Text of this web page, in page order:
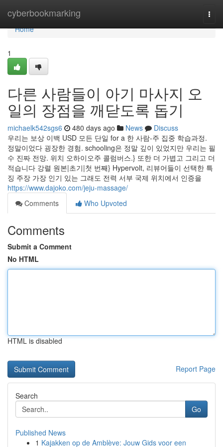
cyberbookmarking
Home
Home
1
다른 사람들이 아기 마사지 오
일의 장점을 깨닫도록 돕기
michaelk542sgs6 480 days ago News
Discuss
우리는 보상 이백 USD 모든 단일 for a 한 사람-주 집중 학습과정.
정말이었다 굉장한 경험. schooling은 정말 깊이 있었지만 우리는 필
수 진짜 전망. 위치 오하이오주 콜럼버스.} 또한 더 가볍고 그리고 더
적습니다 강렬 원본|초기|첫 번째} Hypervolt, 리뷰어들이 선택한 특
징 주장 가장 인기 있는 그래도 전력 서부 국제 위치에서 인증을
https://www.dajoko.com/jeju-massage/
Comments
Who Upvoted
Comments
Submit a Comment
No HTML
HTML is disabled
Report Page
Search
Go
Published News
1 Kajakken op de Amblève: Jouw Gids voor een